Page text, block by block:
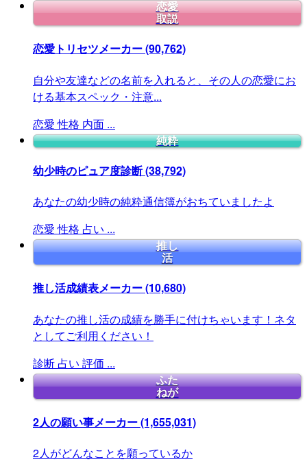
恋愛
取説
恋愛トリセツメーカー(90,762)
自分や友達などの名前を入れると、その人の恋愛にお
ける基本スペック・注意...
恋愛 性格 内面 ...
純粋
幼少時のピュア度診断(38,792)
あなたの幼少時の純粋通信簿がおちていましたよ
恋愛 性格 占い ...
推し
活
推し活成績表メーカー(10,680)
あなたの推し活の成績を勝手に付けちゃいます！ネタ
としてご利用ください！
診断 占い 評価 ...
ふた
ねが
2人の願い事メーカー(1,655,031)
2人がどんなことを願っているか